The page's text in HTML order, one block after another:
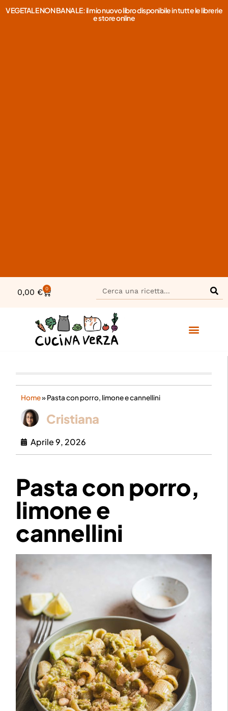
VEGETALE NON BANALE: il mio nuovo libro disponibile in tutte le librerie
e store online
0,00 € 0
Home»Pasta con porro, limone e cannellini
Cristiana
Aprile 9, 2026
Pasta con porro,
limone e
cannellini